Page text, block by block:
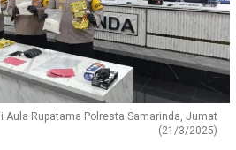
Aula Rupatama Polresta Samarinda, Jumat
(21/3/2025)